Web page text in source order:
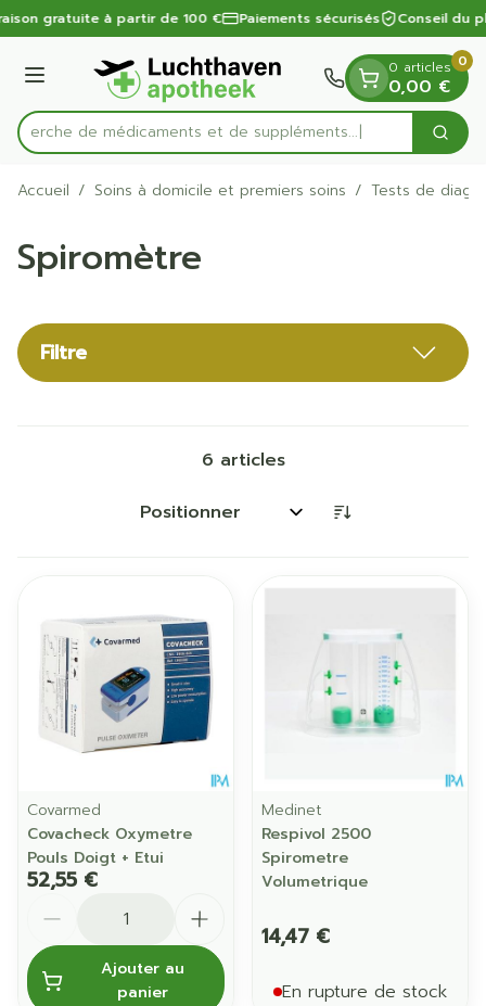
Aller au contenu
1 de 1
gratuite à partir de 100 € Paiements sécurisés Conseil du
Menu
Rechercherde médicaments et de suppléments...
0 articles
0,00 €
0
Accueil / Soins à domicile et premiers soins / Tests de
Spiromètre
Filtre
6 articles
Trier par:
Covarmed
Covacheck Oxymetre
Pouls Doigt + Etui
52,55 €
Ajouter au
panier
Medinet
Respivol 2500
Spirometre
Volumetrique
14,47 €
En rupture de stock